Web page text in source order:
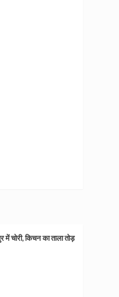
में चोरी, किचन का ताला तोड़